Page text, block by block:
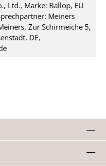
Ltd., Marke: Ballop, EU
Meiners
Zur Schirmeiche 5,
DE,